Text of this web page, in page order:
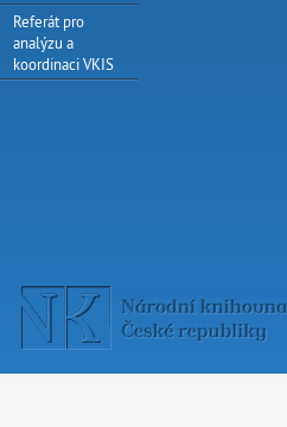
Referát pro
analýzu a
koordinaci VKIS